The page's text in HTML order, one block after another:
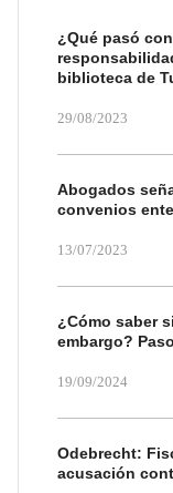
¿Qué pasó
biblioteca de
29/08/2023
Abogados
convenios
13/07/2023
¿Cómo saber
embargo?
19/09/2024
Odebrecht:
acusación